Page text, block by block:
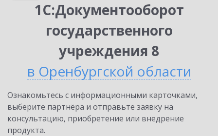
1С:Документооборот
государственного
учреждения 8
в Оренбургской области
Ознакомьтесь с информационными карточками,
выберите партнёра и отправьте заявку на
консультацию, приобретение или внедрение
продукта.